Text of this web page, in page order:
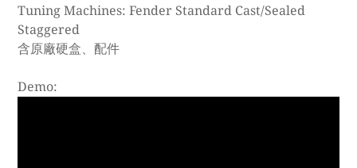
Tuning Machines: Fender Standard Cast/Sealed
Staggered
含原廠硬盒、配件
Demo: